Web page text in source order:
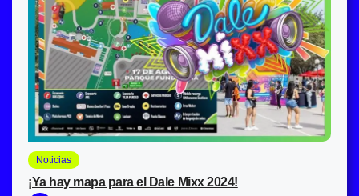
Noticias
¡Ya hay mapa para el Dale Mixx 2024!